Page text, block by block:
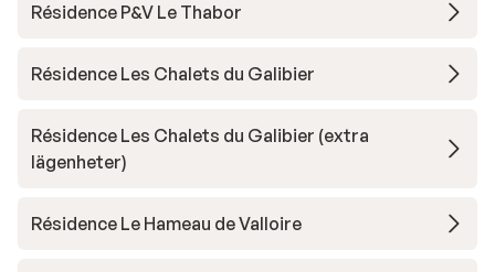
Résidence P&V Le Thabor
Résidence Les Chalets du Galibier
Résidence Les Chalets du Galibier (extra
lägenheter)
Résidence Le Hameau de Valloire